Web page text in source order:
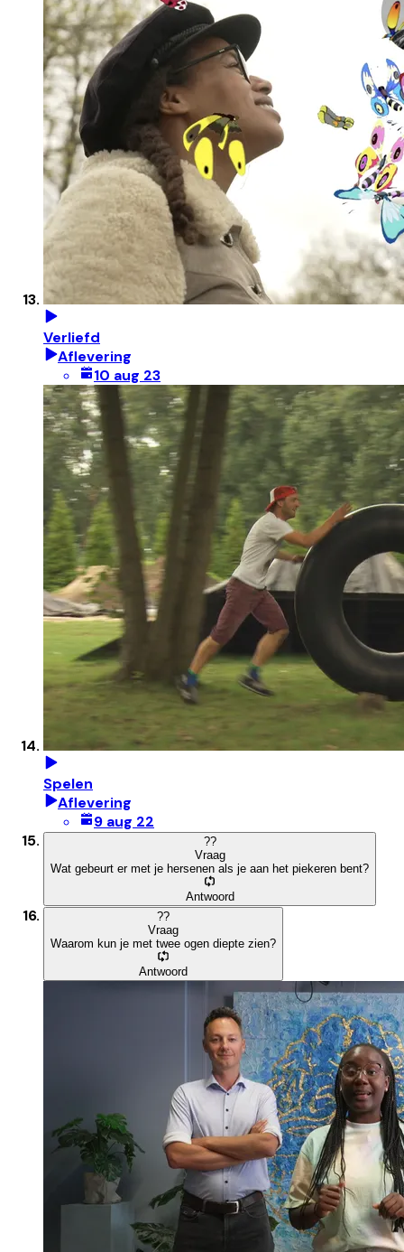
Verliefd
Aflevering
10 aug 23
Spelen
Aflevering
9 aug 22
??
Vraag
Wat gebeurt er met je hersenen als je aan het piekeren bent?
Antwoord
??
Vraag
Waarom kun je met twee ogen diepte zien?
Antwoord